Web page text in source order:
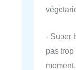
- Super
pas trop
moment.